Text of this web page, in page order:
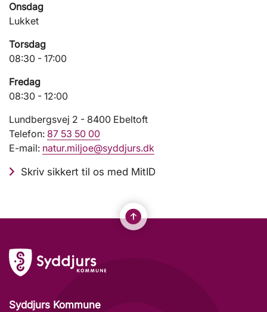
Onsdag
Lukket
Torsdag
08:30 - 17:00
Fredag
08:30 - 12:00
Lundbergsvej 2 - 8400 Ebeltoft
Telefon: 87 53 50 00
E-mail: natur.miljoe@syddjurs.dk
Skriv sikkert til os med MitID
Syddjurs Kommune